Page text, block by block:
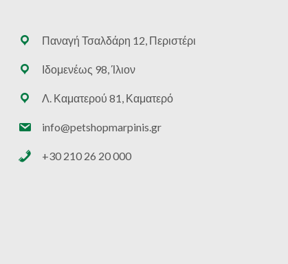
Παναγή Τσαλδάρη 12, Περιστέρι
Ιδομενέως 98, Ίλιον
Λ. Καματερού 81, Καματερό
info@petshopmarpinis.gr
+30 210 26 20 000